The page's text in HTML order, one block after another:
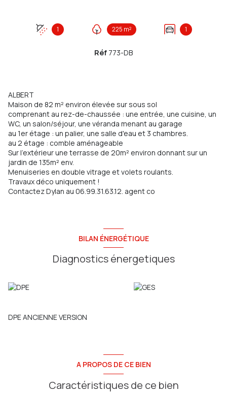
1 225 m² 1
Réf 773-DB
ALBERT
Maison de 82 m² environ élevée sur sous sol
comprenant au rez-de-chaussée : une entrée, une cuisine, un
WC, un salon/séjour, une véranda menant au garage
au 1er étage : un palier, une salle d'eau et 3 chambres.
au 2 étage : comble aménageable
Sur l'extérieur une terrasse de 20m² environ donnant sur un
jardin de 135m² env.
Menuiseries en double vitrage et volets roulants.
Travaux déco uniquement !
Contactez Dylan au 06.99.31.63.12. agent co
BILAN ÉNERGÉTIQUE
Diagnostics énergetiques
DPE ANCIENNE VERSION
A PROPOS DE CE BIEN
Caractéristiques de ce bien